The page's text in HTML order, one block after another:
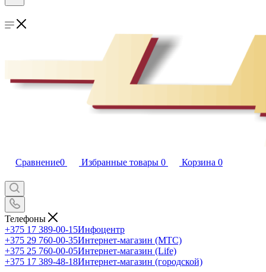
Сравнение0 Избранные товары 0 Корзина 0
Телефоны
+375 17 389-00-15Инфоцентр
+375 29 760-00-35Интернет-магазин (МТС)
+375 25 760-00-05Интернет-магазин (Life)
+375 17 389-48-18Интернет-магазин (городской)